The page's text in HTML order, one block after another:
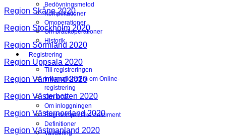
Bedövningsmetod
Komplikationer
Omoperationer
Om bråckoperationer
Historik
Registrering
Till registreringen
Informationsfilm om Online-
registrering
Om Inca
Om inloggningen
Registerspecifika dokument
Definitioner
Validering
Region Skåne 2020
Region Stockholm 2020
Region Sörmland 2020
Region Uppsala 2020
Region Värmland 2020
Region Västerbotten 2020
Region Västernorrland 2020
Region Västmanland 2020